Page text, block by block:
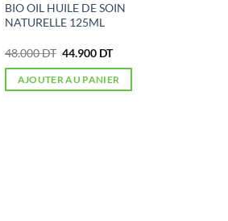
BIO OIL HUILE DE SOIN
NATURELLE 125ML
48.000DT Le
initial
était :
44.900 DTLe
actuel
est :
AJOUTER AU PANIER